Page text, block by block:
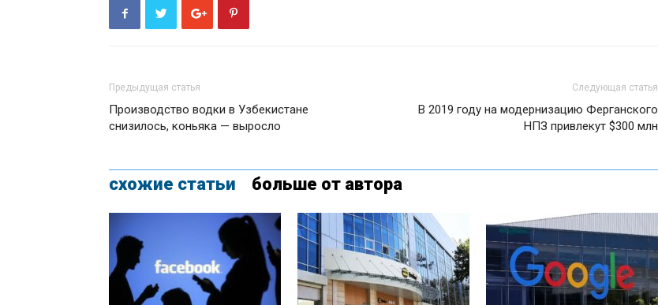
Предыдущая статья
Производство водки в Узбекистане
снизилось, коньяка — выросло
Следующая статья
В 2019 году на модернизацию Ферганского
НПЗ привлекут $300 млн
схожие статьи больше от автора